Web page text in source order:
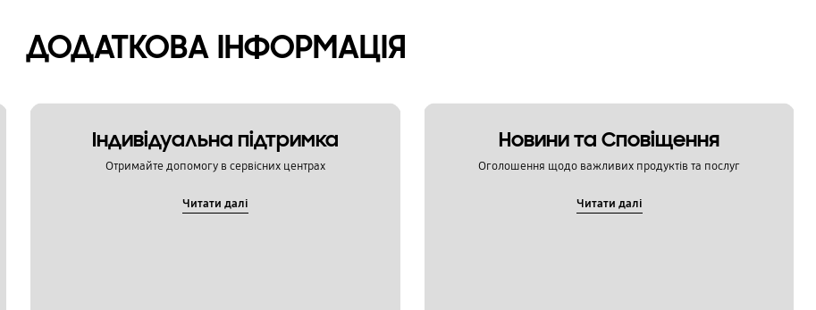
ДОДАТКОВА ІНФОРМАЦІЯ
Індивідуальна підтримка
Отримайте допомогу в сервісних центрах
Читати далі
Новини та Сповіщення
Оголошення щодо важливих продуктів та послуг
Читати далі